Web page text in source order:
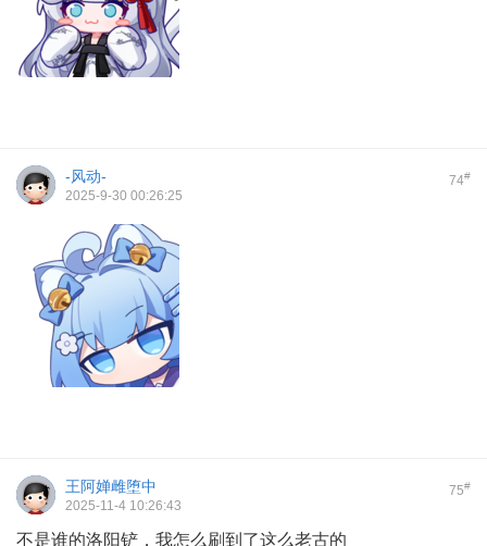
74#
-风动-
2025-9-30 00:26:25
75#
王阿婵雌堕中
2025-11-4 10:26:43
不是谁的洛阳铲，我怎么刷到了这么老古的